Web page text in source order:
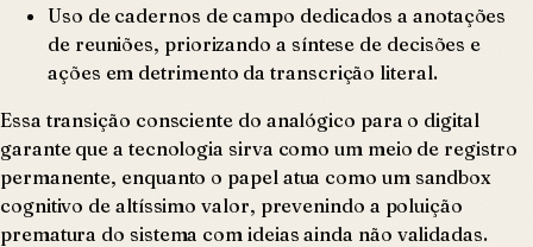
Uso de cadernos de campo dedicados a anotações
de reuniões, priorizando a síntese de decisões e
ações em detrimento da transcrição literal.
Essa transição consciente do analógico para o digital
garante que a tecnologia sirva como um meio de registro
permanente, enquanto o papel atua como um sandbox
cognitivo de altíssimo valor, prevenindo a poluição
prematura do sistema com ideias ainda não validadas.